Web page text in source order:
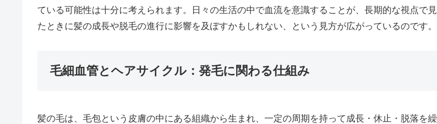
ている可能性は十分に考えられます。日々の生活の中で血流を意識することが、長期的な視点で見
たときに髪の成長や脱毛の進行に影響を及ぼすかもしれない、という見方が広がっているのです。
毛細血管とヘアサイクル：発毛に関わる仕組み
髪の毛は、毛包という皮膚の中にある組織から生まれ、一定の周期を持って成長・休止・脱落を繰